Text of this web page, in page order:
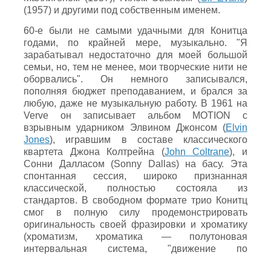
(1957) и другими под собственным именем.
60-е были не самыми удачными для Конитца
годами, по крайней мере, музыкально. "Я
зарабатывал недостаточно для моей большой
семьи, но, тем не менее, мои творческие нити не
оборвались". Он немного записывался,
пополняя бюджет преподаванием, и брался за
любую, даже не музыкальную работу. В 1961 на
Verve он записывает альбом MOTION с
взрывным ударником Элвином Джонсом (Elvin
Jones), игравшим в составе классического
квартета Джона Колтрейна (John Coltrane), и
Сонни Далласом (Sonny Dallas) на басу. Эта
спонтанная сессия, широко признанная
классической, полностью состояла из
стандартов. В свободном формате трио Конитц
смог в полную силу продемонстрировать
оригинальность своей фразировки и хроматику
(хроматизм, хроматика — полутоновая
интервальная система, "движение по